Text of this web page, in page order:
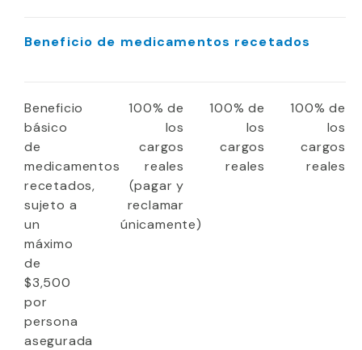
Beneficio de medicamentos recetados
Beneficio
básico
de
medicamentos
recetados,
sujeto a
un
máximo
de
$3,500
por
persona
asegurada
100% de
los
cargos
reales
(pagar y
reclamar
únicamente)
100% de
los
cargos
reales
100% de
los
cargos
reales